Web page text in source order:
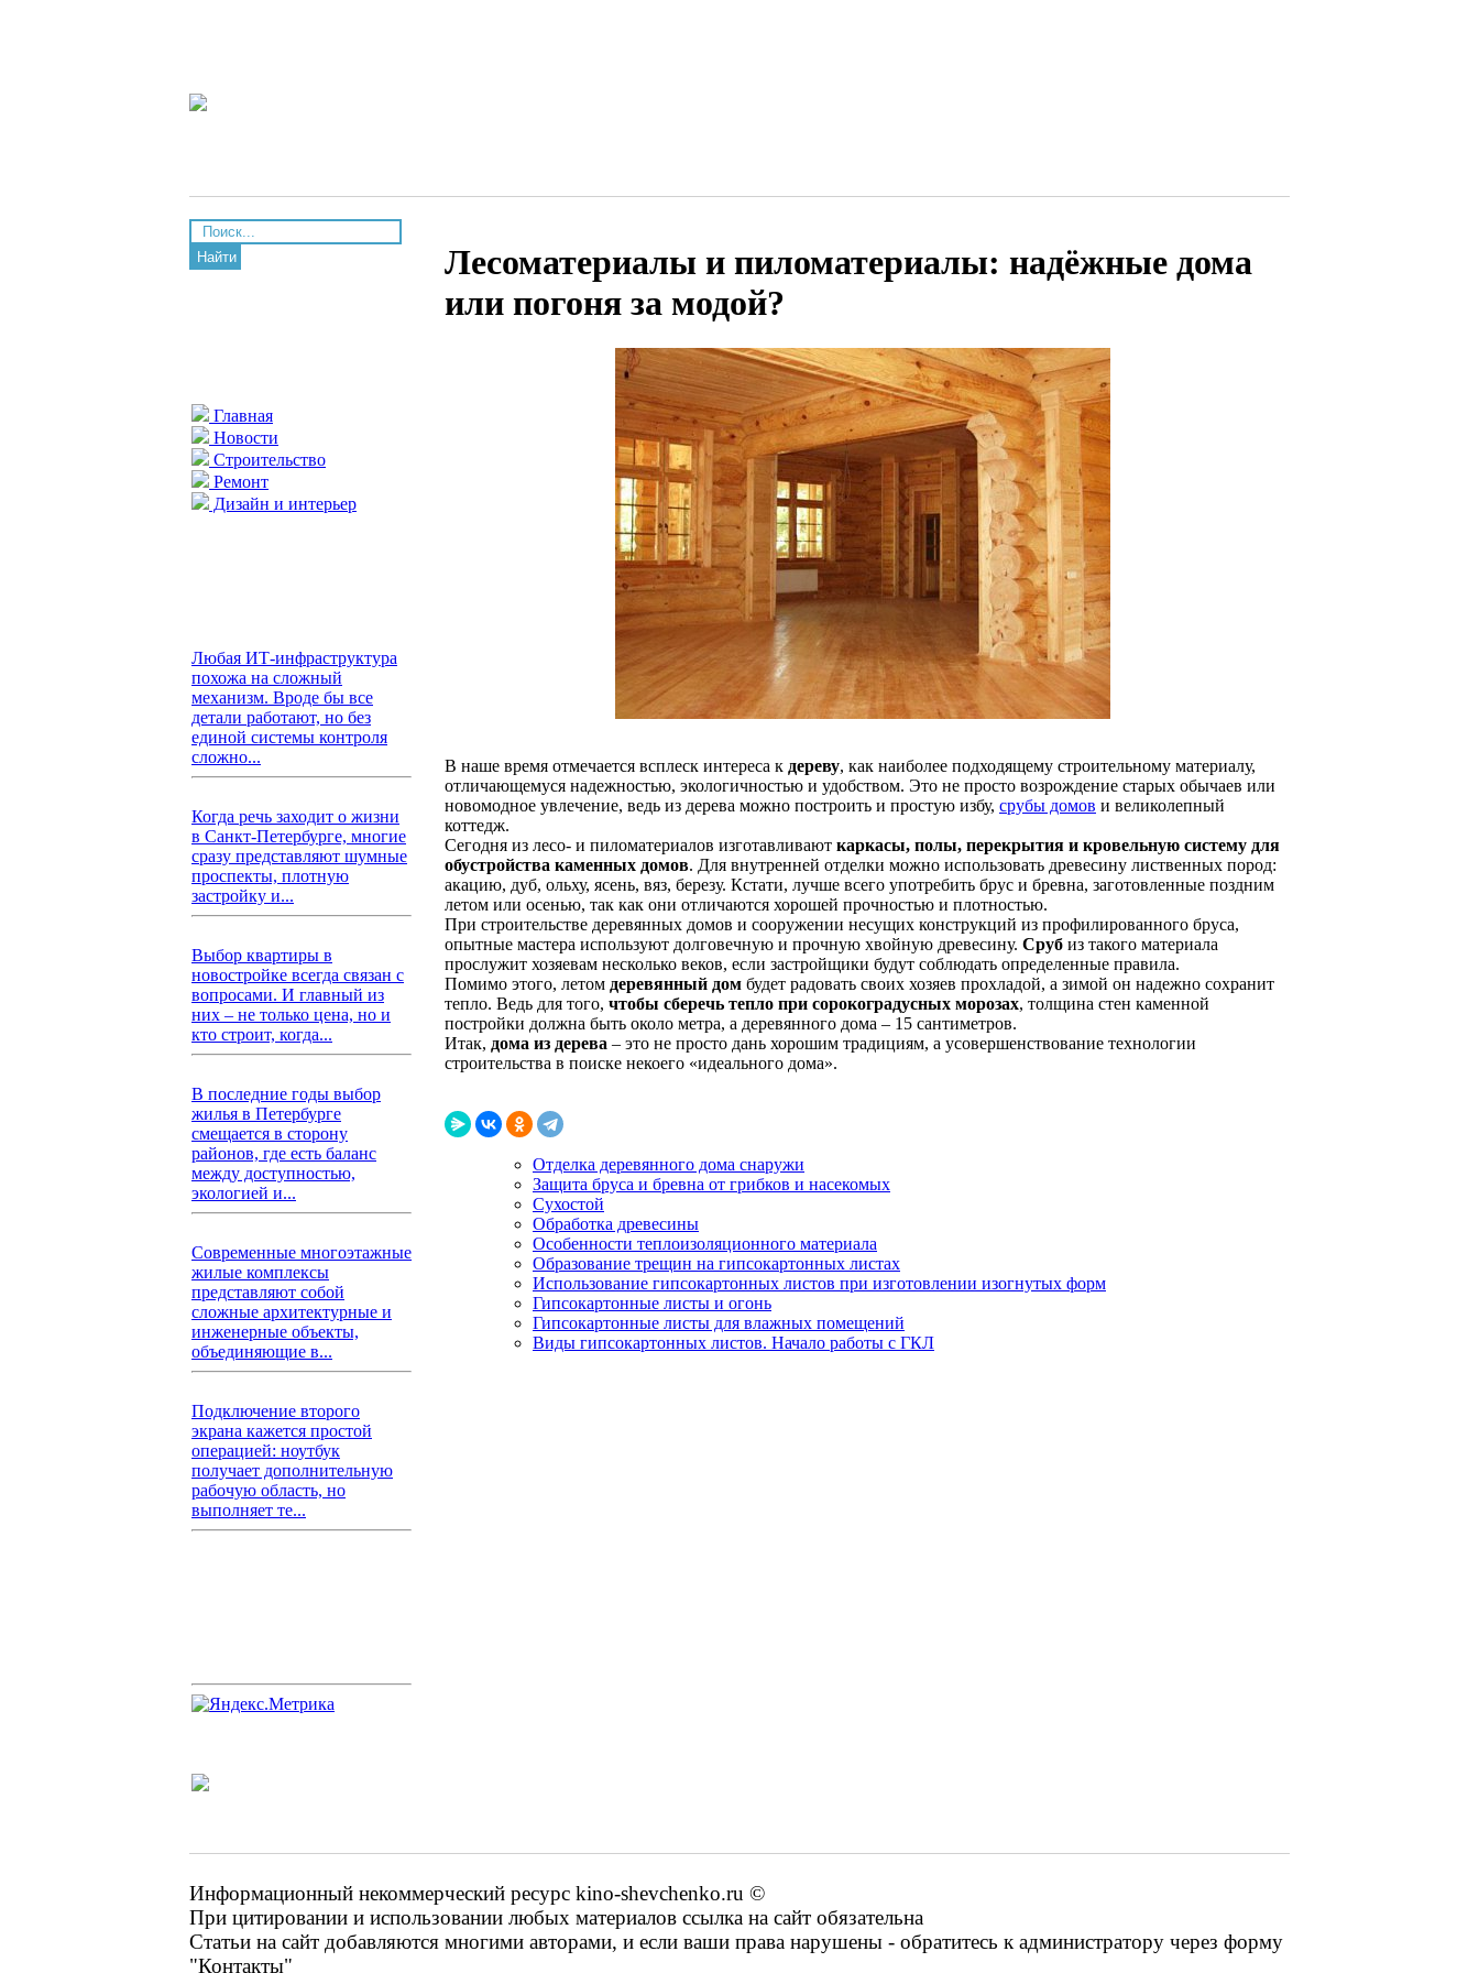
Найти
Главная
Новости
Строительство
Ремонт
Дизайн и интерьер
Любая ИТ-инфраструктура
похожа на сложный
механизм. Вроде бы все
детали работают, но без
единой системы контроля
сложно...
Когда речь заходит о жизни
в Санкт-Петербурге, многие
сразу представляют шумные
проспекты, плотную
застройку и...
Выбор квартиры в
новостройке всегда связан с
вопросами. И главный из
них – не только цена, но и
кто строит, когда...
В последние годы выбор
жилья в Петербурге
смещается в сторону
районов, где есть баланс
между доступностью,
экологией и...
Современные многоэтажные
жилые комплексы
представляют собой
сложные архитектурные и
инженерные объекты,
объединяющие в...
Подключение второго
экрана кажется простой
операцией: ноутбук
получает дополнительную
рабочую область, но
выполняет те...
Лесоматериалы и пиломатериалы: надёжные дома
или погоня за модой?
В наше время отмечается всплеск интереса к дереву, как наиболее подходящему строительному материалу,
отличающемуся надежностью, экологичностью и удобством. Это не просто возрождение старых обычаев или
новомодное увлечение, ведь из дерева можно построить и простую избу, срубы домов и великолепный
коттедж.
Сегодня из лесо- и пиломатериалов изготавливают каркасы, полы, перекрытия и кровельную систему для
обустройства каменных домов. Для внутренней отделки можно использовать древесину лиственных пород:
акацию, дуб, ольху, ясень, вяз, березу. Кстати, лучше всего употребить брус и бревна, заготовленные поздним
летом или осенью, так как они отличаются хорошей прочностью и плотностью.
При строительстве деревянных домов и сооружении несущих конструкций из профилированного бруса,
опытные мастера используют долговечную и прочную хвойную древесину. Сруб из такого материала
прослужит хозяевам несколько веков, если застройщики будут соблюдать определенные правила.
Помимо этого, летом деревянный дом будет радовать своих хозяев прохладой, а зимой он надежно сохранит
тепло. Ведь для того, чтобы сберечь тепло при сорокоградусных морозах, толщина стен каменной
постройки должна быть около метра, а деревянного дома – 15 сантиметров.
Итак, дома из дерева – это не просто дань хорошим традициям, а усовершенствование технологии
строительства в поиске некоего «идеального дома».
Отделка деревянного дома снаружи
Защита бруса и бревна от грибков и насекомых
Сухостой
Обработка древесины
Особенности теплоизоляционного материала
Образование трещин на гипсокартонных листах
Использование гипсокартонных листов при изготовлении изогнутых форм
Гипсокартонные листы и огонь
Гипсокартонные листы для влажных помещений
Виды гипсокартонных листов. Начало работы с ГКЛ
Информационный некоммерческий ресурс kino-shevchenko.ru ©
При цитировании и использовании любых материалов ссылка на сайт обязательна
Статьи на сайт добавляются многими авторами, и если ваши права нарушены - обратитесь к администратору через форму
"Контакты"